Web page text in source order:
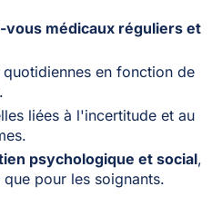
vous médicaux réguliers et
en fonction de
liées à l'incertitude et au
psychologique et social,
pour les soignants.